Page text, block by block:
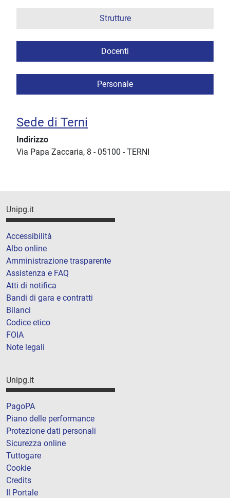
Strutture
Docenti
Personale
Sede di Terni
Indirizzo
Via Papa Zaccaria, 8 - 05100 -TERNI
Unipg.it
Accessibilità
Albo online
Amministrazione trasparente
Assistenza e FAQ
Atti di notifica
Bandi di gara e contratti
Bilanci
Codice etico
FOIA
Note legali
Unipg.it
PagoPA
Piano delle performance
Protezione dati personali
Sicurezza online
Tuttogare
Cookie
Credits
Il Portale